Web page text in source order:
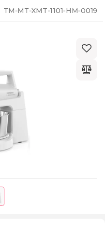
TM-MT-XMT-1101-HM-0019